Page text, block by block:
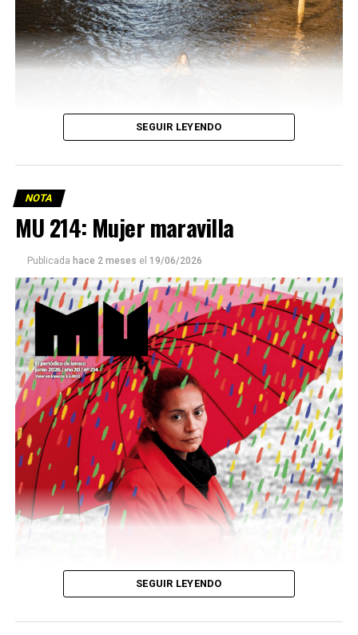
Este número 215 de MU ☝️viene con doble tapa, que
podría ser una frase:
Sin chamuyo, a remarla.
Descargar la Mu en PDF
SEGUIR LEYENDO
NOTA
MU 214: Mujer maravilla
Publicada hace 2 meses el 19/06/2026
SEGUIR LEYENDO